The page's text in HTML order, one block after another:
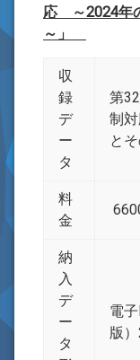
応 ～2024年
～」
収
録
デ
ー
タ
第
制
と
料
金
納
入
デ
ー
タ
電
版